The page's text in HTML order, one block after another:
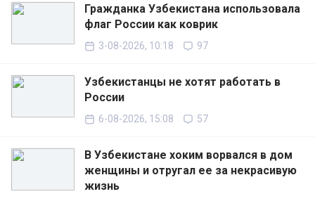
Гражданка Узбекистана использовала
флаг России как коврик
3-08-2026, 10:18 97
Узбекистанцы не хотят работать в
России
6-08-2026, 15:08 57
В Узбекистане хоким ворвался в дом
женщины и отругал ее за некрасивую
жизнь